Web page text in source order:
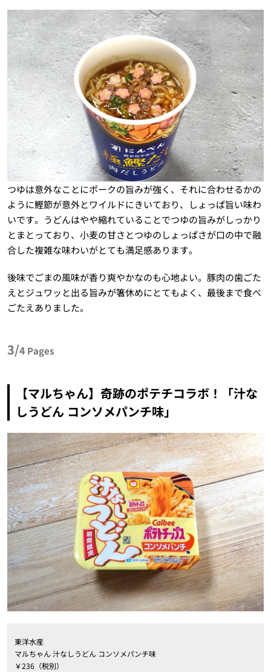
つゆは意外なことにポークの旨みが強く、それに合わせるかの
ように鰹節が意外とワイルドにきいており、しょっぱ旨い味わ
いです。うどんはやや縮れていることでつゆの旨みがしっかり
とまとっており、小麦の甘さとつゆのしょっぱさが口の中で融
合した複雑な味わいがとても満足感あります。
後味でごまの風味が香り爽やかなのも心地よい。豚肉の歯ごた
えとジュワッと出る旨みが箸休めにとてもよく、最後まで食べ
ごたえありました。
3/4 Pages
【マルちゃん】奇跡のポテチコラボ！「汁な
しうどん コンソメパンチ味」
東洋水産
マルちゃん 汁なしうどん コンソメパンチ味
￥236（税別）